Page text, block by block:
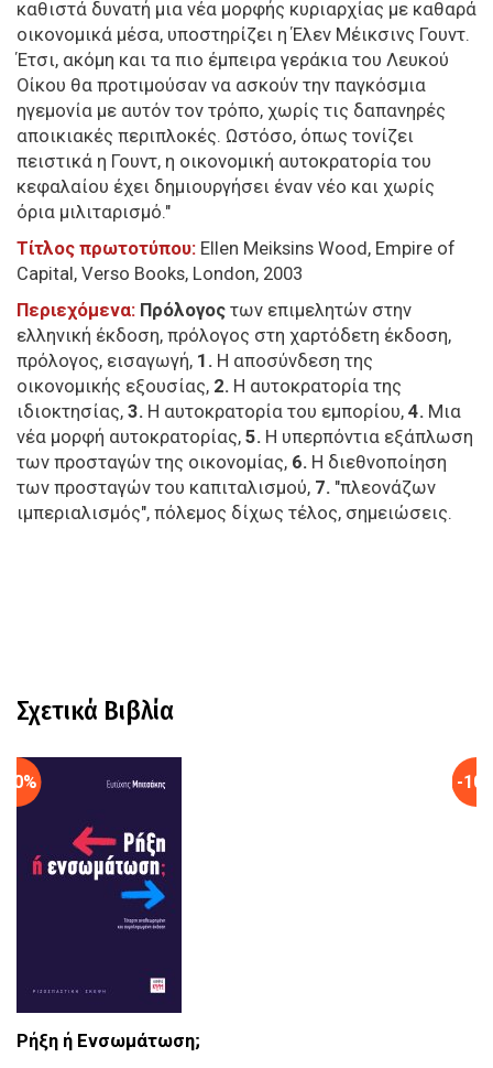
καθιστά δυνατή μια νέα μορφής κυριαρχίας με καθαρά
οικονομικά μέσα, υποστηρίζει η Έλεν Μέικσινς Γουντ.
Έτσι, ακόμη και τα πιο έμπειρα γεράκια του Λευκού
Οίκου θα προτιμούσαν να ασκούν την παγκόσμια
ηγεμονία με αυτόν τον τρόπο, χωρίς τις δαπανηρές
αποικιακές περιπλοκές. Ωστόσο, όπως τονίζει
πειστικά η Γουντ, η οικονομική αυτοκρατορία του
κεφαλαίου έχει δημιουργήσει έναν νέο και χωρίς
όρια μιλιταρισμό."
Τίτλος πρωτοτύπου: Ellen Meiksins Wood, Empire of
Capital, Verso Books, London, 2003
Περιεχόμενα: Πρόλογος των επιμελητών στην
ελληνική έκδοση, πρόλογος στη χαρτόδετη έκδοση,
πρόλογος, εισαγωγή, 1. Η αποσύνδεση της
οικονομικής εξουσίας, 2. Η αυτοκρατορία της
ιδιοκτησίας, 3. Η αυτοκρατορία του εμπορίου, 4. Μια
νέα μορφή αυτοκρατορίας, 5. Η υπερπόντια εξάπλωση
των προσταγών της οικονομίας, 6. Η διεθνοποίηση
των προσταγών του καπιταλισμού, 7. "πλεονάζων
ιμπεριαλισμός", πόλεμος δίχως τέλος, σημειώσεις.
Σχετικά Βιβλία
Ρήξη ή Ενσωμάτωση;
-